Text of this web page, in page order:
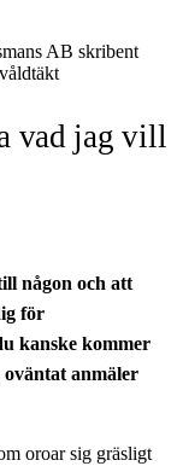
vad jag vill
någon och att
för
kanske kommer
oväntat anmäler
oroar sig gräsligt